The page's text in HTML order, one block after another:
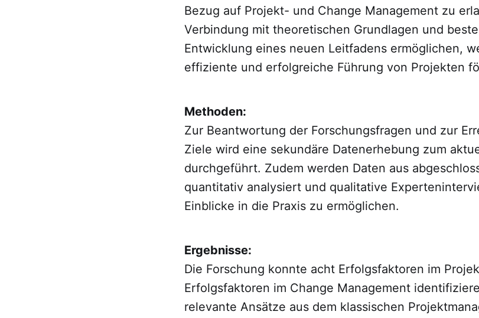
Bezug auf Projekt- und Change Management zu
Verbindung mit theoretischen Grundlagen und
Entwicklung eines neuen Leitfadens ermöglichen,
effiziente und erfolgreiche Führung von Projekten
Methoden:
Zur Beantwortung der Forschungsfragen und zur
Ziele wird eine sekundäre Datenerhebung zum
durchgeführt. Zudem werden Daten aus
quantitativ analysiert und qualitative
Einblicke in die Praxis zu ermöglichen.
Ergebnisse:
Die Forschung konnte acht Erfolgsfaktoren im
Erfolgsfaktoren im Change Management
relevante Ansätze aus dem klassischen